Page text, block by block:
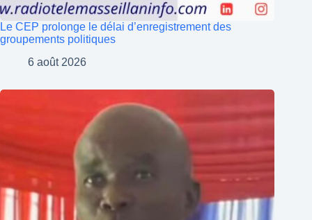
Le CEP prolonge le délai d’enregistrement des
groupements politiques
6 août 2026